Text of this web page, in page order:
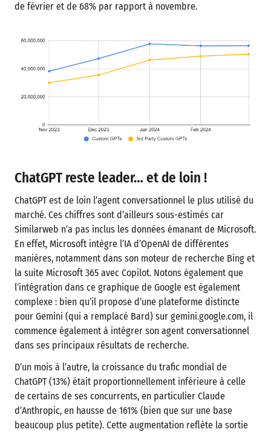
de février et de 68% par rapport à novembre.
ChatGPT reste leader… et de loin !
ChatGPT est de loin l’agent conversationnel le plus utilisé du
marché. Ces chiffres sont d’ailleurs sous-estimés car
Similarweb n’a pas inclus les données émanant de Microsoft.
En effet, Microsoft intègre l’IA d’OpenAI de différentes
manières, notamment dans son moteur de recherche Bing et
la suite Microsoft 365 avec Copilot. Notons également que
l’intégration dans ce graphique de Google est également
complexe : bien qu’il propose d’une plateforme distincte
pour Gemini (qui a remplacé Bard) sur gemini.google.com, il
commence également à intégrer son agent conversationnel
dans ses principaux résultats de recherche.
D’un mois à l’autre, la croissance du trafic mondial de
ChatGPT (13%) était proportionnellement inférieure à celle
de certains de ses concurrents, en particulier Claude
d’Anthropic, en hausse de 161% (bien que sur une base
beaucoup plus petite). Cette augmentation reflète la sortie